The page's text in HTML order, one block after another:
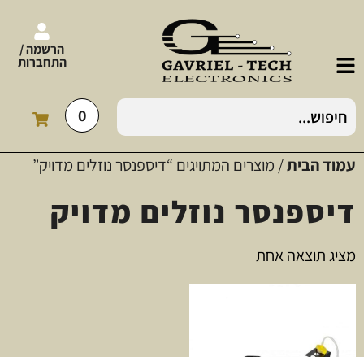
הרשמה /
התחברות
0
עמוד הבית/ מוצרים המתויגים “דיספנסר נוזלים מדויק”
דיספנסר נוזלים מדויק
מציג תוצאה אחת